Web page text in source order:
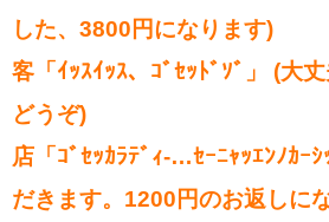
した、3800円になります)
客「ｲｯｽｲｯｽ、ｺﾞｾｯﾄﾞｿﾞ」 (大
どうぞ)
店「ｺﾞｾｯｶﾗﾃﾞｨ-…ｾｰﾆｬｯｴﾝﾉｶｰ
だきます。1200円のお返しに